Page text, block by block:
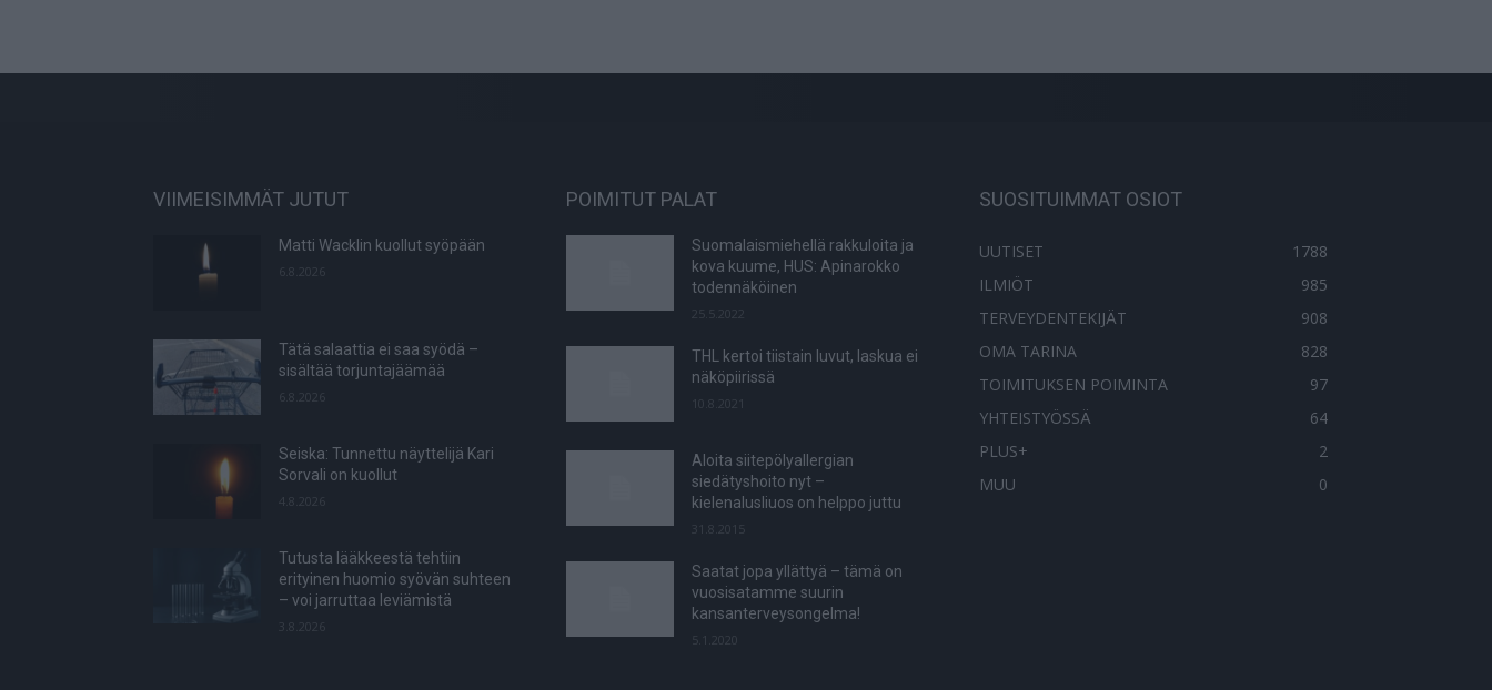
VIIMEISIMMÄT JUTUT
Matti Wacklin kuollut syöpään
6.8.2026
Tätä salaattia ei saa syödä –
sisältää torjuntajäämää
6.8.2026
Seiska: Tunnettu näyttelijä Kari
Sorvali on kuollut
4.8.2026
Tutusta lääkkeestä tehtiin
erityinen huomio syövän suhteen
– voi jarruttaa leviämistä
3.8.2026
POIMITUT PALAT
Suomalaismiehellä rakkuloita ja
kova kuume, HUS: Apinarokko
todennäköinen
25.5.2022
THL kertoi tiistain luvut, laskua ei
näköpiirissä
10.8.2021
Aloita siitepölyallergian
siedätyshoito nyt –
kielenalusliuos on helppo juttu
31.8.2015
Saatat jopa yllättyä – tämä on
vuosisatamme suurin
kansanterveysongelma!
5.1.2020
SUOSITUIMMAT OSIOT
UUTISET
1788
ILMIÖT
985
TERVEYDENTEKIJÄT
908
OMA TARINA
828
TOIMITUKSEN POIMINTA
97
YHTEISTYÖSSÄ
64
PLUS+
2
MUU
0